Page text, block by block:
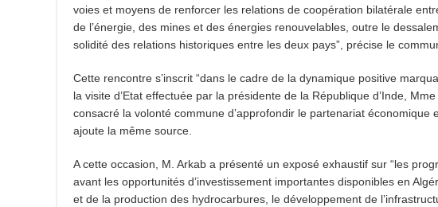
voies et moyens de renforcer les relations de coopération bilatérale
de l’énergie, des mines et des énergies renouvelables, outre le
solidité des relations historiques entre les deux pays”, précise le
Cette rencontre s’inscrit “dans le cadre de la dynamique positive
la visite d’Etat effectuée par la présidente de la République d’Inde,
consacré la volonté commune d’approfondir le partenariat économique
ajoute la même source.
A cette occasion, M. Arkab a présenté un exposé exhaustif sur “les
avant les opportunités d’investissement importantes disponibles en
et de la production des hydrocarbures, le développement de